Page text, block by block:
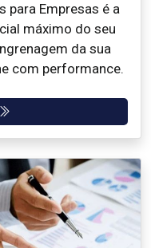
para Empresas é a
máximo do seu
da sua
com performance.